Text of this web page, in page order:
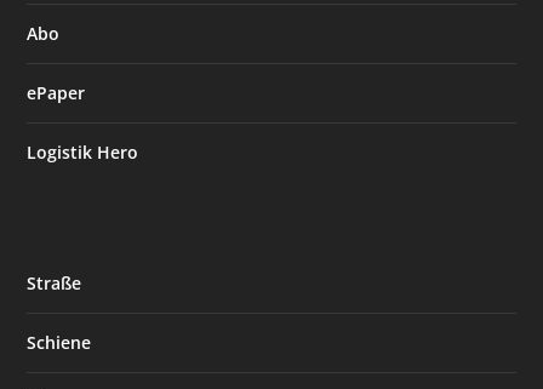
Abo
ePaper
Logistik Hero
Straße
Schiene